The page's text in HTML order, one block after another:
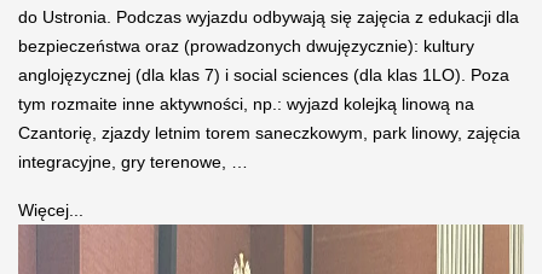
do Ustronia. Podczas wyjazdu odbywają się zajęcia z edukacji dla
bezpieczeństwa oraz (prowadzonych dwujęzycznie): kultury
anglojęzycznej (dla klas 7) i social sciences (dla klas 1LO). Poza
tym rozmaite inne aktywności, np.: wyjazd kolejką linową na
Czantorię, zjazdy letnim torem saneczkowym, park linowy, zajęcia
integracyjne, gry terenowe, …
Więcej...